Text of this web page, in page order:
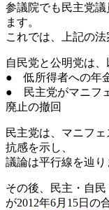
参議院でも民主党
ます。
これでは、上記の法
自民党と公明党は、
● 低所得者への年
● 民主党がマニフ
廃止の撤回
民主党は、マニフ
抗感を示し、
議論は平行線を辿り
その後、民主・自
が2012年6月15日の